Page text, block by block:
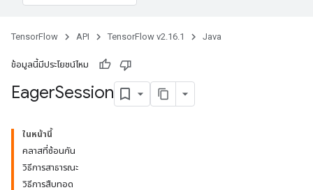
TensorFlow API TensorFlow v2.16.1 Java
ข้อมูลนี้มีประโยชน์ไหม
EagerSession
ในหน้านี้
คลาสที่ซ้อนกัน
วิธีการสาธารณะ
วิธีการสืบทอด